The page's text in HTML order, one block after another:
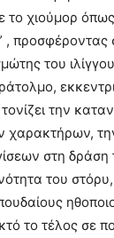
το χιούμορ
προσφέροντας
του
την
χαρακτήρων,
στη δράση
του
το τέλος σε